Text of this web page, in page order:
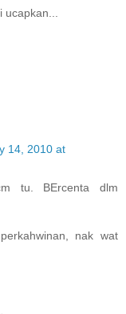
14, 2010 at
tu. BErcenta dlm
nak wat